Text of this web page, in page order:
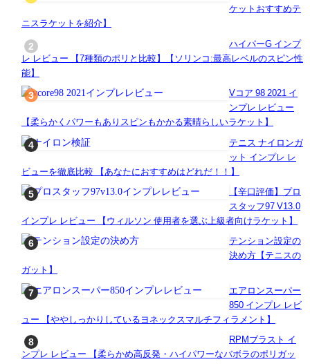
ケットおすすめテ
ニスラケットを紹介】
ハイパーG インプ
レ レビュー 【7種類のポリと比較】【ソリンコ:最高レベルのスピン性
能】
Vコア 98 2021 イ
ンプレ レビュー
【柔らかくパワーもありスピンもかかる素晴らしいラケット】
テニス ナイロンガ
ット インプレ レ
ビューを徹底比較 【あなたにおすすめはどれだ！！】
【辛口評価】プロ
スタッフ97 V13.0
インプレ レビュー 【ウィルソン 使用者を選ぶ上級者向けラケット】
テンション設定の
決め方【テニスの
ガット】
エアロンスーパー
850 インプレ レビ
ュー 【ややしっかりしているヨネックスマルチフィラメント】
RPMブラスト イ
ンプレ レビュー 【柔らかめ高反発・ハイパワーなバボラのポリガッ